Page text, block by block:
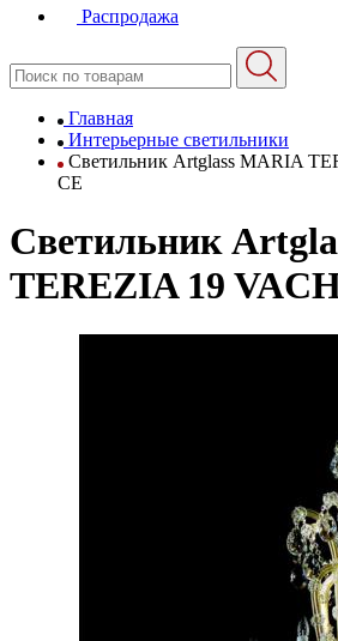
Распродажа
Главная
Интерьерные светильники
Светильник Artglass MARIA
CE
Светильник
TEREZIA 19